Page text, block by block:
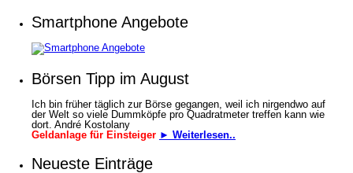
Smartphone Angebote
Börsen Tipp im August
Ich bin früher täglich zur Börse gegangen, weil ich nirgendwo auf
der Welt so viele Dummköpfe pro Quadrat­meter treffen kann wie
dort. André Kostolany
Geldanlage für Einsteiger ► Weiterlesen..
Neueste Einträge